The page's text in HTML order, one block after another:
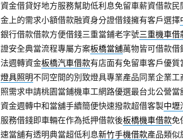
資金借貸好地方服務幫助低利息免留車薪資借款民
金上的需求小額借款融資身分證借錢擁有客戶選擇
銀行借款借款方便借錢三重當鋪老字號三重機車借
證安全典當流程專屬方案板橋當舖萬物皆可借款借
法週轉資金板橋汽車借款有店面有免留車客戶優
燈具照明不同空間的別致燈具專業產品同業企業工
照需求申請桃園當鋪機車工網路優選最台北公營當
資金週轉中和當舖手續簡便快速撥款超借客製中壢
服務借錢即車輛在作為抵押借款後板橋機車借款免
速當舖有透明典當超低利息新竹手機借款產品類似